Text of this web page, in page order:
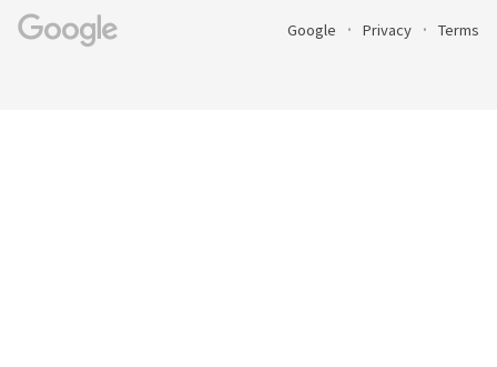
Google Privacy Terms